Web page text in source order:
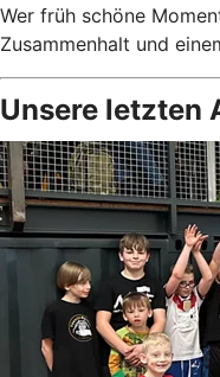
Wer früh schöne
Zusammenhalt und
Unsere letzten